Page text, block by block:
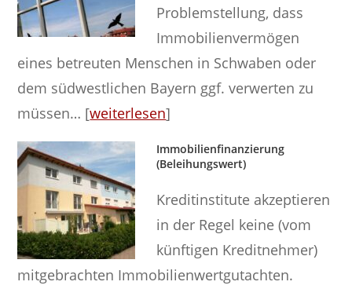
Problemstellung, dass
Immobilienvermögen
eines betreuten Menschen in Schwaben oder
dem südwestlichen Bayern ggf. verwerten zu
müssen… [weiterlesen]
Immobilienfinanzierung
(Beleihungswert)
Kreditinstitute akzeptieren
in der Regel keine (vom
künftigen Kreditnehmer)
mitgebrachten Immobilienwertgutachten.